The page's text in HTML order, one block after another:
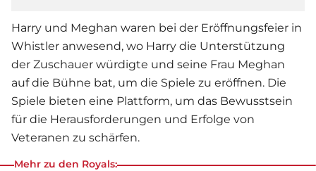
Harry und Meghan waren bei der Eröffnungsfeier in
Whistler anwesend, wo Harry die Unterstützung
der Zuschauer würdigte und seine Frau Meghan
auf die Bühne bat, um die Spiele zu eröffnen. Die
Spiele bieten eine Plattform, um das Bewusstsein
für die Herausforderungen und Erfolge von
Veteranen zu schärfen.
Mehr zu den Royals: